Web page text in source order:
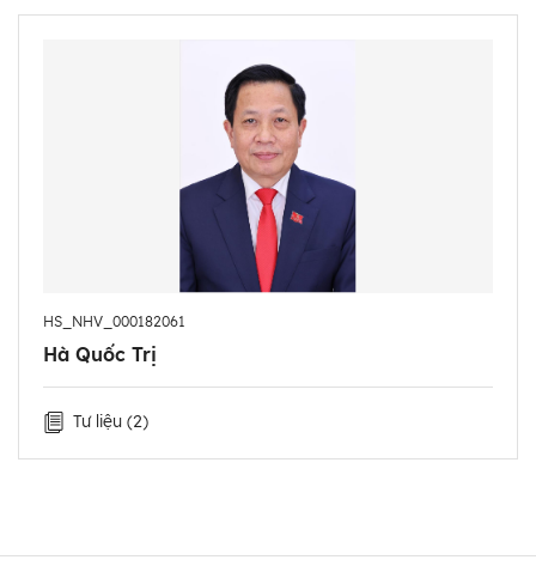
giáo (nay là Học viện Báo chí và Tuyên truyền).
- 11/1995 - 10/2006: Phóng viên, Biên Tập viên Tạp
chí Kiểm tra của Cơ quan Ủy ban kiểm tra Trung
- 11/2006 - 12/2008: Phó Tổng Biên tập Tạp chí
Kiểm tra của Cơ quan Ủy ban Kiểm tra Trung ương.
- 1/2009 - 1/2011: Phó Vụ trưởng, Thư ký Chủ nhiệm
Ủy ban Kiểm tra Trung ương khóa X.
- 2/2011 - 4/2014: Phó Vụ trưởng, Vụ trưởng, Thư ký
Chủ nhiệm Ủy ban Kiểm tra Trung ương khóa XI.
Ủy ban Kiểm tra Trung ương.
HS_NHV_000182061
Hà Quốc Trị
Tư liệu (2)